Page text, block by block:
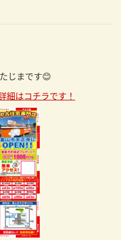
じまです😊
細はコチラです！